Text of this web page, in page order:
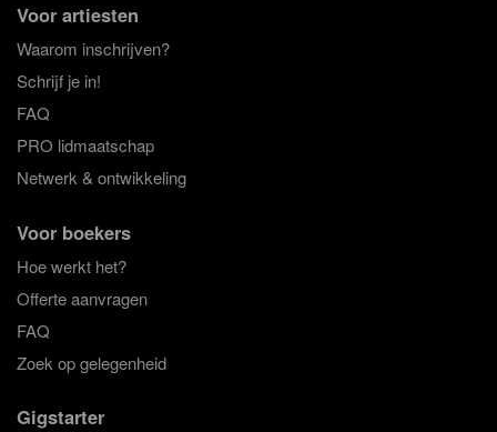
Voor artiesten
Waarom inschrijven?
Schrijf je in!
FAQ
PRO lidmaatschap
Netwerk & ontwikkeling
Voor boekers
Hoe werkt het?
Offerte aanvragen
FAQ
Zoek op gelegenheid
Gigstarter